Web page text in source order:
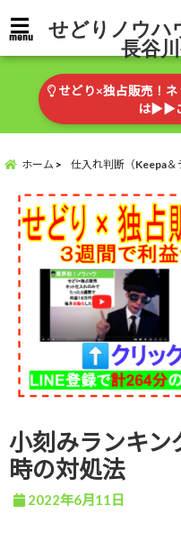
menu せどりノウハ
長谷
せどり×独占販売！
は▶︎▶︎
ホーム 仕入れ判断（Keepa＆
小刻みランキン
時の対処法
2022年6月11日